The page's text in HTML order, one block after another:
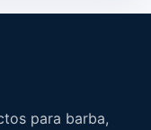
para barba,